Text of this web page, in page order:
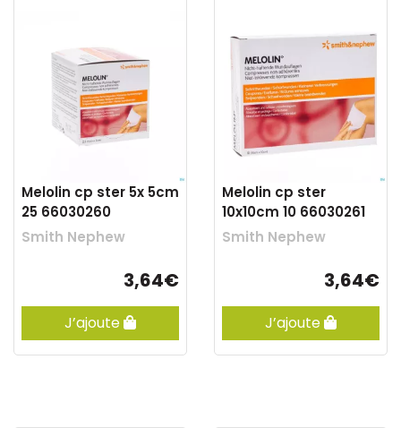
Melolin cp ster 5x 5cm
25 66030260
Smith Nephew
3,64€
J’ajoute
Melolin cp ster
10x10cm 10 66030261
Smith Nephew
3,64€
J’ajoute